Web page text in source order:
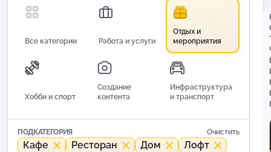
Все категории Работа и услуги
Отдых и
мероприятия
Хобби и спорт
Создание
контента
Инфраструктура
и транспорт
ПОДКАТЕГОРИЯ Очистить
Кафе Ресторан Дом
Лофт